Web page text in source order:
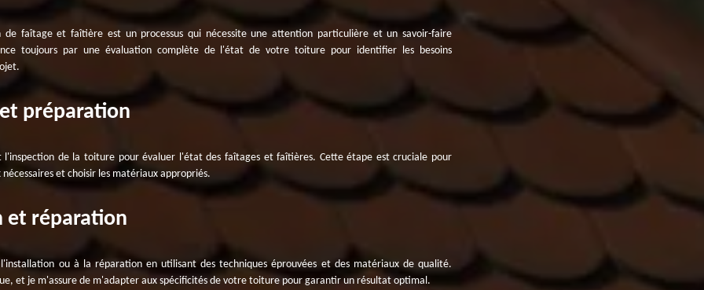
de faîtage et faîtière est un processus qui nécessite une attention particulière et un savoir-faire
toujours par une évaluation complète de l'état de votre toiture pour identifier les besoins
préparation
l'inspection de la toiture pour évaluer l'état des faîtages et faîtières. Cette étape est cruciale pour
et choisir les matériaux appropriés.
et réparation
ou à la réparation en utilisant des techniques éprouvées et des matériaux de qualité.
et je m'assure de m'adapter aux spécificités de votre toiture pour garantir un résultat optimal.